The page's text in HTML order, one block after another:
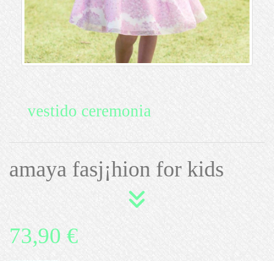
vestido ceremonia
amaya fasj¡hion for kids
73,90 €